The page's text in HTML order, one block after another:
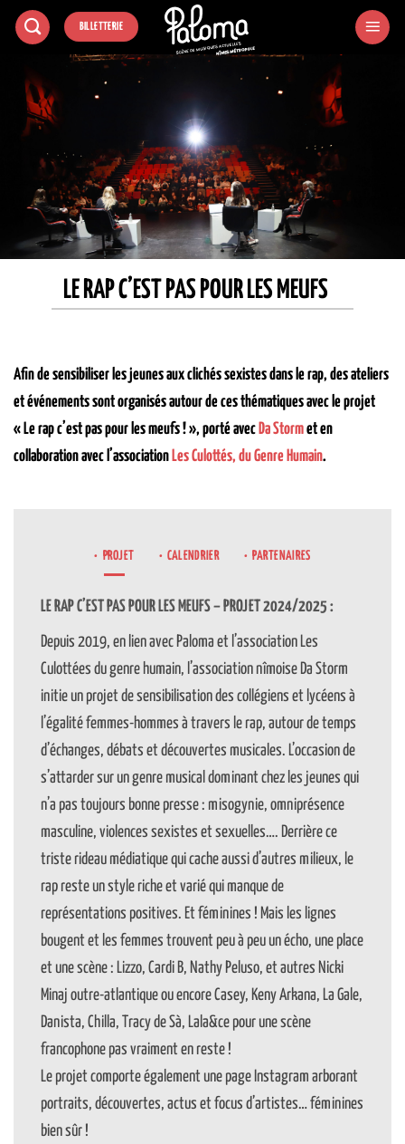
Passer
BILLETTERIE
LE RAP C’EST PAS POUR LES MEUFS
Afin de sensibiliser les jeunes aux clichés sexistes dans le rap, des ateliers
et événements sont organisés autour de ces thématiques avec le projet
« Le rap c’est pas pour les meufs ! », porté avec Da Stormet en
collaboration avec l’association Les Culottés, du Genre Humain.
PROJET CALENDRIER PARTENAIRES
LE RAP C’EST PAS POUR LES MEUFS – PROJET 2024/2025 :
Depuis 2019, en lien avec Paloma et l’association Les
Culottées du genre humain, l’association nîmoise Da Storm
initie un projet de sensibilisation des collégiens et lycéens à
l’égalité femmes-hommes à travers le rap, autour de temps
d’échanges, débats et découvertes musicales. L’occasion de
s’attarder sur un genre musical dominant chez les jeunes qui
n’a pas toujours bonne presse : misogynie, omniprésence
masculine, violences sexistes et sexuelles…. Derrière ce
triste rideau médiatique qui cache aussi d’autres milieux, le
rap reste un style riche et varié qui manque de
représentations positives. Et féminines ! Mais les lignes
bougent et les femmes trouvent peu à peu un écho, une place
et une scène : Lizzo, Cardi B, Nathy Peluso, et autres Nicki
Minaj outre-atlantique ou encore Casey, Keny Arkana, La Gale,
Danista, Chilla, Tracy de Sà, Lala&ce pour une scène
francophone pas vraiment en reste !
Le projet comporte également une page Instagram arborant
portraits, découvertes, actus et focus d’artistes… féminines
bien sûr !